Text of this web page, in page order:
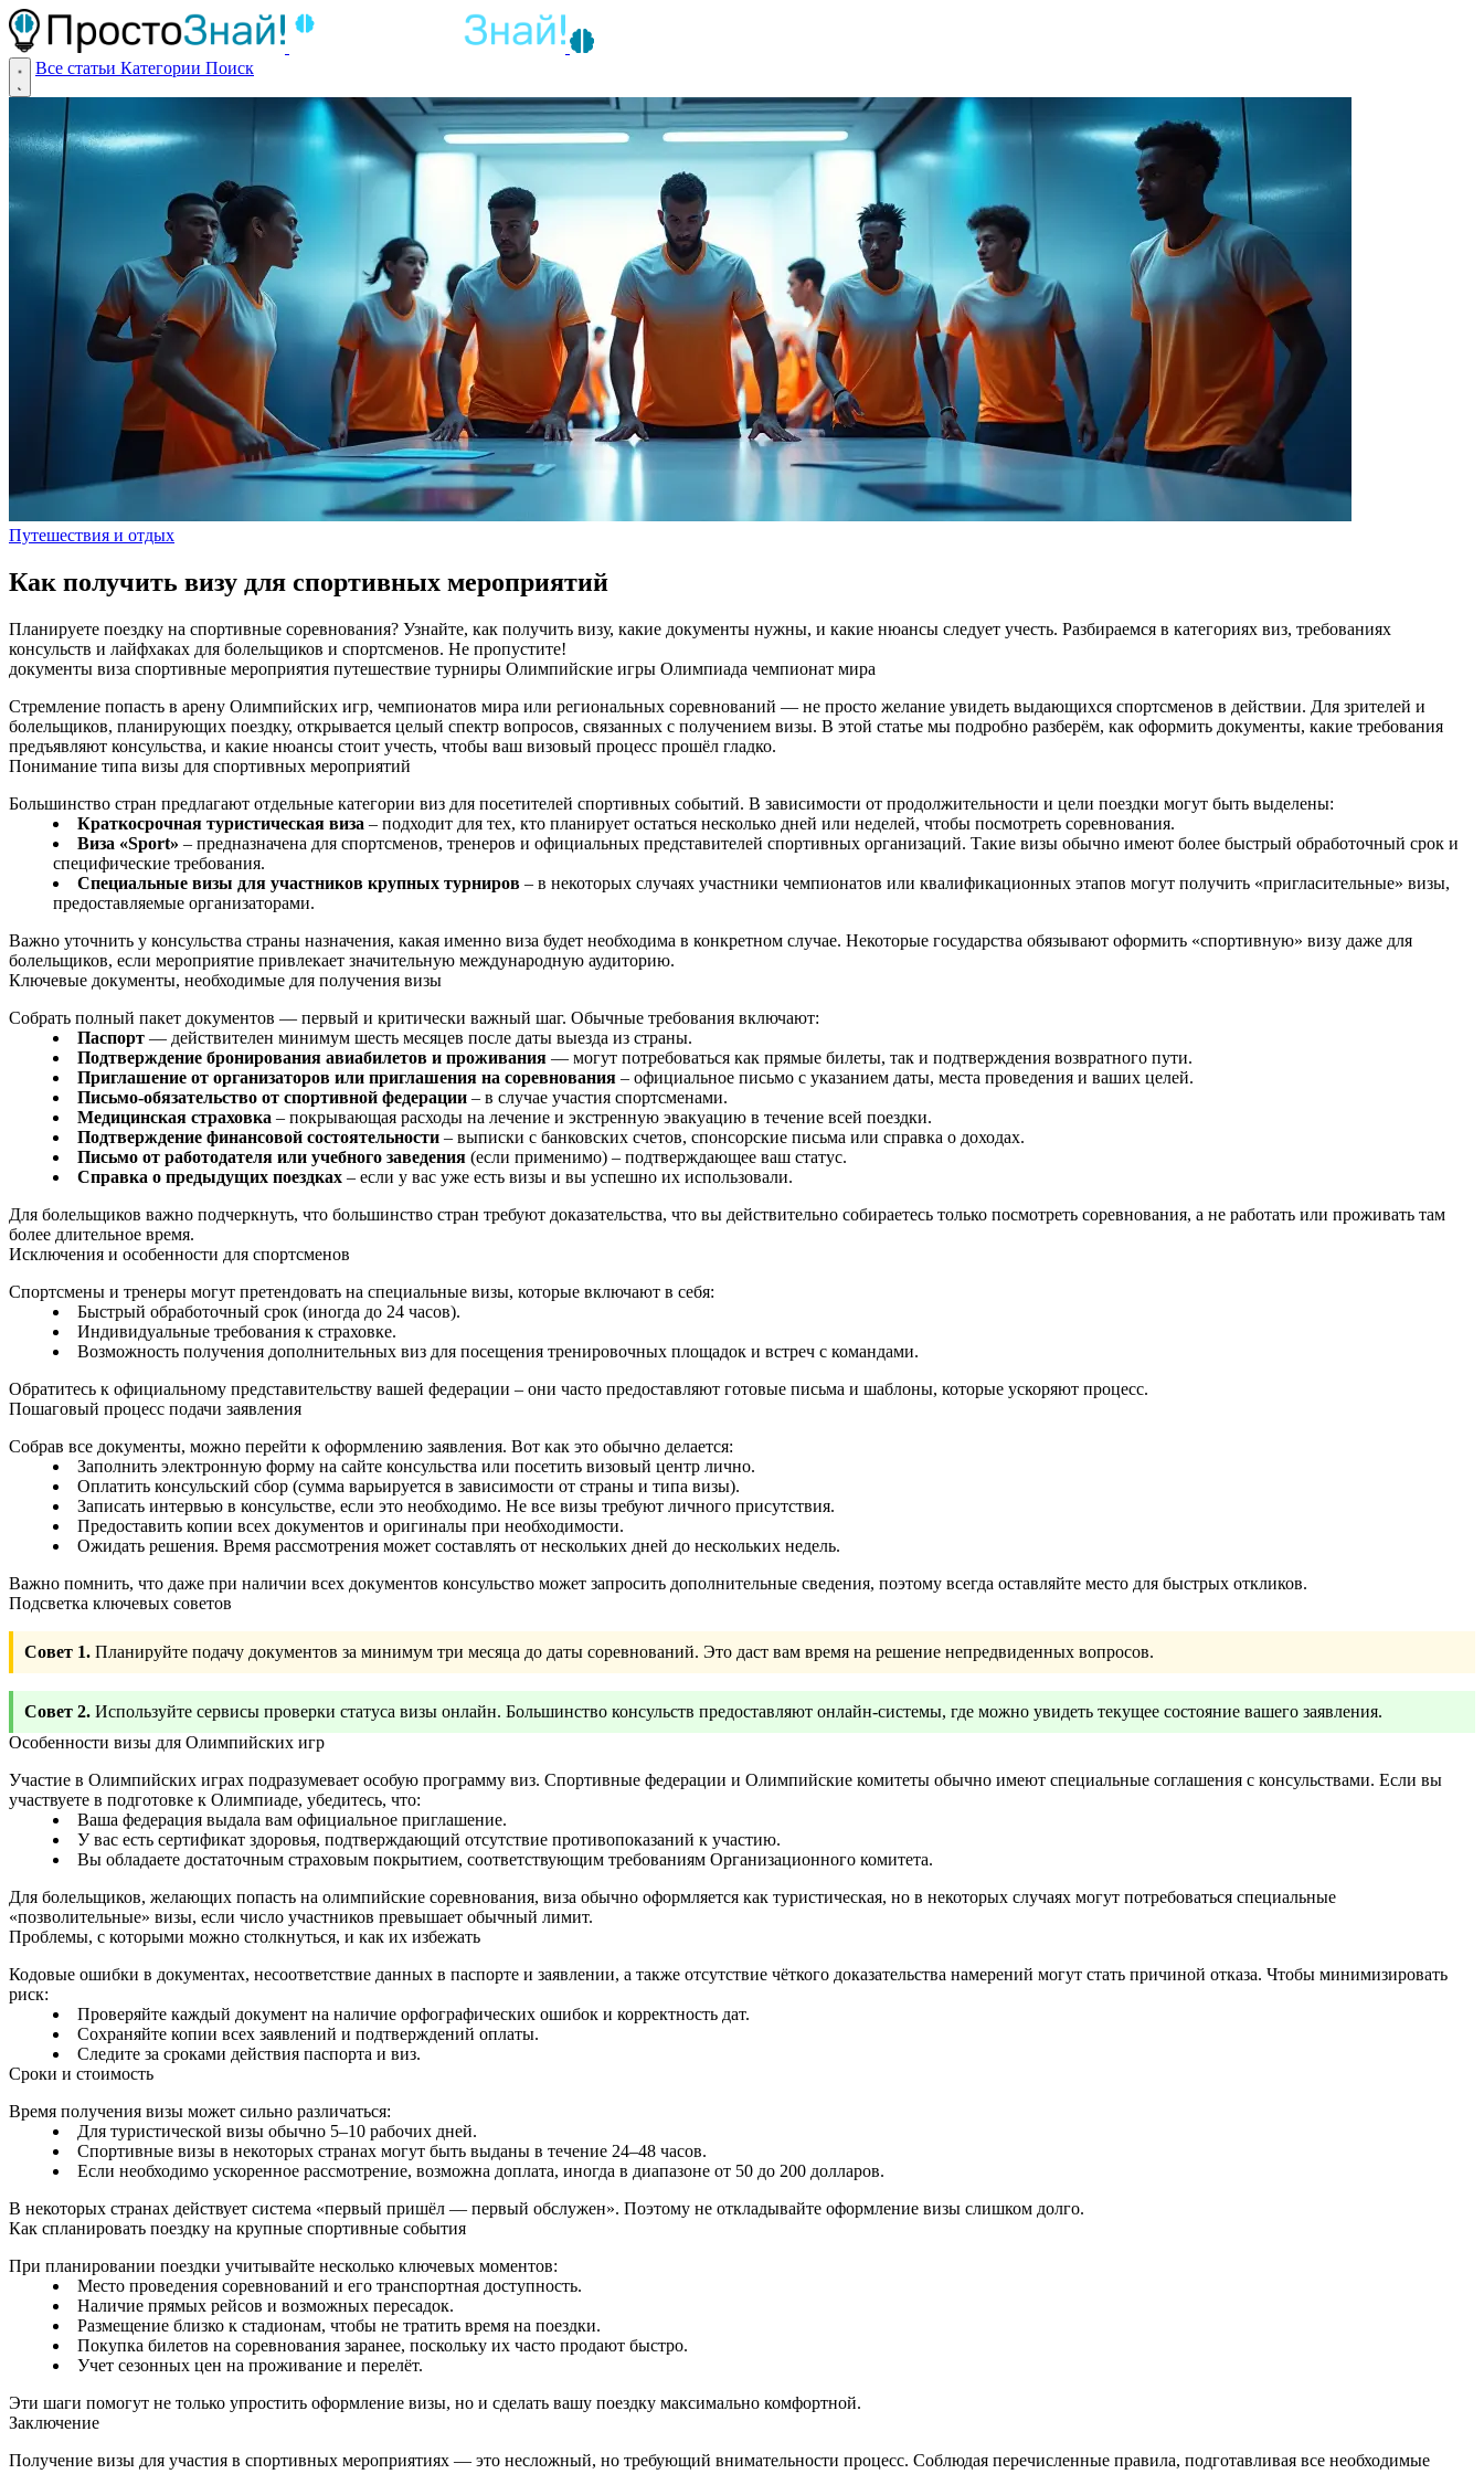
Все статьи Категории Поиск
Путешествия и отдых
Как получить визу для спортивных мероприятий
Планируете поездку на спортивные соревнования? Узнайте, как получить визу, какие документы нужны, и какие нюансы следует учесть. Разбираемся в категориях виз, требованиях
консульств и лайфхаках для болельщиков и спортсменов. Не пропустите!
документы виза спортивные мероприятия путешествие турниры Олимпийские игры Олимпиада чемпионат мира
Стремление попасть в арену Олимпийских игр, чемпионатов мира или региональных соревнований — не просто желание увидеть выдающихся спортсменов в действии. Для зрителей и
болельщиков, планирующих поездку, открывается целый спектр вопросов, связанных с получением визы. В этой статье мы подробно разберём, как оформить документы, какие требования
предъявляют консульства, и какие нюансы стоит учесть, чтобы ваш визовый процесс прошёл гладко.
Понимание типа визы для спортивных мероприятий
Большинство стран предлагают отдельные категории виз для посетителей спортивных событий. В зависимости от продолжительности и цели поездки могут быть выделены:
Краткосрочная туристическая виза – подходит для тех, кто планирует остаться несколько дней или неделей, чтобы посмотреть соревнования.
Виза «Sport» – предназначена для спортсменов, тренеров и официальных представителей спортивных организаций. Такие визы обычно имеют более быстрый обработочный срок и
специфические требования.
Специальные визы для участников крупных турниров – в некоторых случаях участники чемпионатов или квалификационных этапов могут получить «пригласительные» визы,
предоставляемые организаторами.
Важно уточнить у консульства страны назначения, какая именно виза будет необходима в конкретном случае. Некоторые государства обязывают оформить «спортивную» визу даже для
болельщиков, если мероприятие привлекает значительную международную аудиторию.
Ключевые документы, необходимые для получения визы
Собрать полный пакет документов — первый и критически важный шаг. Обычные требования включают:
Паспорт — действителен минимум шесть месяцев после даты выезда из страны.
Подтверждение бронирования авиабилетов и проживания — могут потребоваться как прямые билеты, так и подтверждения возвратного пути.
Приглашение от организаторов или приглашения на соревнования – официальное письмо с указанием даты, места проведения и ваших целей.
Письмо-обязательство от спортивной федерации – в случае участия спортсменами.
Медицинская страховка – покрывающая расходы на лечение и экстренную эвакуацию в течение всей поездки.
Подтверждение финансовой состоятельности – выписки с банковских счетов, спонсорские письма или справка о доходах.
Письмо от работодателя или учебного заведения (если применимо) – подтверждающее ваш статус.
Справка о предыдущих поездках – если у вас уже есть визы и вы успешно их использовали.
Для болельщиков важно подчеркнуть, что большинство стран требуют доказательства, что вы действительно собираетесь только посмотреть соревнования, а не работать или проживать там
более длительное время.
Исключения и особенности для спортсменов
Спортсмены и тренеры могут претендовать на специальные визы, которые включают в себя:
Быстрый обработочный срок (иногда до 24 часов).
Индивидуальные требования к страховке.
Возможность получения дополнительных виз для посещения тренировочных площадок и встреч с командами.
Обратитесь к официальному представительству вашей федерации – они часто предоставляют готовые письма и шаблоны, которые ускоряют процесс.
Пошаговый процесс подачи заявления
Собрав все документы, можно перейти к оформлению заявления. Вот как это обычно делается:
Заполнить электронную форму на сайте консульства или посетить визовый центр лично.
Оплатить консульский сбор (сумма варьируется в зависимости от страны и типа визы).
Записать интервью в консульстве, если это необходимо. Не все визы требуют личного присутствия.
Предоставить копии всех документов и оригиналы при необходимости.
Ожидать решения. Время рассмотрения может составлять от нескольких дней до нескольких недель.
Важно помнить, что даже при наличии всех документов консульство может запросить дополнительные сведения, поэтому всегда оставляйте место для быстрых откликов.
Подсветка ключевых советов
Совет 1. Планируйте подачу документов за минимум три месяца до даты соревнований. Это даст вам время на решение непредвиденных вопросов.
Совет 2. Используйте сервисы проверки статуса визы онлайн. Большинство консульств предоставляют онлайн‑системы, где можно увидеть текущее состояние вашего заявления.
Особенности визы для Олимпийских игр
Участие в Олимпийских играх подразумевает особую программу виз. Спортивные федерации и Олимпийские комитеты обычно имеют специальные соглашения с консульствами. Если вы
участвуете в подготовке к Олимпиаде, убедитесь, что:
Ваша федерация выдала вам официальное приглашение.
У вас есть сертификат здоровья, подтверждающий отсутствие противопоказаний к участию.
Вы обладаете достаточным страховым покрытием, соответствующим требованиям Организационного комитета.
Для болельщиков, желающих попасть на олимпийские соревнования, виза обычно оформляется как туристическая, но в некоторых случаях могут потребоваться специальные
«позволительные» визы, если число участников превышает обычный лимит.
Проблемы, с которыми можно столкнуться, и как их избежать
Кодовые ошибки в документах, несоответствие данных в паспорте и заявлении, а также отсутствие чёткого доказательства намерений могут стать причиной отказа. Чтобы минимизировать
риск:
Проверяйте каждый документ на наличие орфографических ошибок и корректность дат.
Сохраняйте копии всех заявлений и подтверждений оплаты.
Следите за сроками действия паспорта и виз.
Сроки и стоимость
Время получения визы может сильно различаться:
Для туристической визы обычно 5–10 рабочих дней.
Спортивные визы в некоторых странах могут быть выданы в течение 24–48 часов.
Если необходимо ускоренное рассмотрение, возможна доплата, иногда в диапазоне от 50 до 200 долларов.
В некоторых странах действует система «первый пришёл — первый обслужен». Поэтому не откладывайте оформление визы слишком долго.
Как спланировать поездку на крупные спортивные события
При планировании поездки учитывайте несколько ключевых моментов:
Место проведения соревнований и его транспортная доступность.
Наличие прямых рейсов и возможных пересадок.
Размещение близко к стадионам, чтобы не тратить время на поездки.
Покупка билетов на соревнования заранее, поскольку их часто продают быстро.
Учет сезонных цен на проживание и перелёт.
Эти шаги помогут не только упростить оформление визы, но и сделать вашу поездку максимально комфортной.
Заключение
Получение визы для участия в спортивных мероприятиях — это несложный, но требующий внимательности процесс. Соблюдая перечисленные правила, подготавливая все необходимые